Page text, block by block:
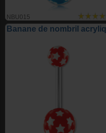
NBU015
Banane de nombril